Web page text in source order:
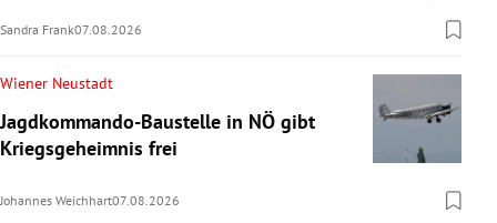
Sandra Frank07.08.2026
Wiener Neustadt
Jagdkommando-Baustelle in NÖ gibt
Kriegsgeheimnis frei
Johannes Weichhart07.08.2026